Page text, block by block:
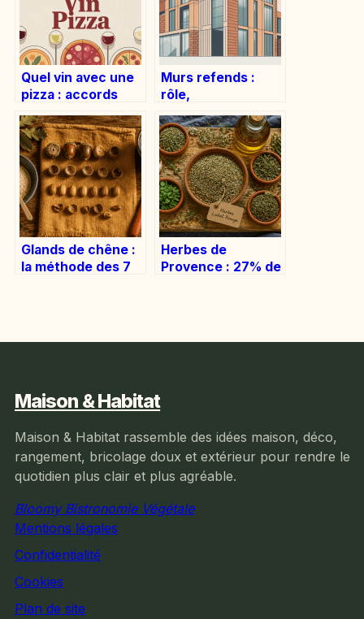
Quel vin avec une
pizza : accords
simples pour se
faire plaisir
Murs refends :
rôle,
dimensionnement
et bonnes
pratiques en
construction
Glands de chêne :
la méthode des 7
Herbes de
Provence : 27% de
Maison & Habitat
Maison & Habitat rassemble des idées maison, déco,
rangement, bricolage doux et extérieur pour rendre le
quotidien plus clair et plus agréable.
Bloomy Bistronomie Végétale
Mentions légales
Confidentialité
Cookies
Plan de site